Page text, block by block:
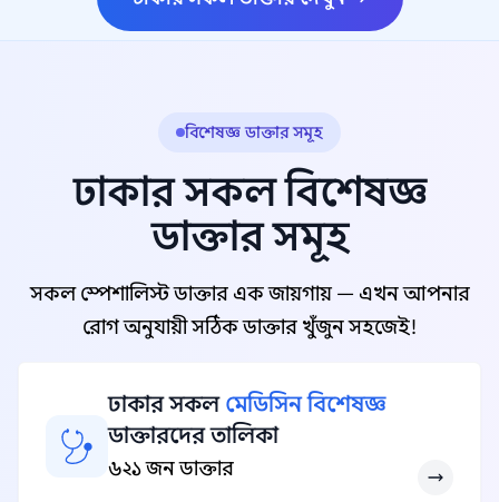
বিশেষজ্ঞ ডাক্তার সমূহ
ঢাকার সকল বিশেষজ্ঞ
ডাক্তার সমূহ
সকল স্পেশালিস্ট ডাক্তার এক জায়গায় — এখন আপনার
রোগ অনুযায়ী সঠিক ডাক্তার খুঁজুন সহজেই!
ঢাকার সকল মেডিসিন বিশেষজ্ঞ
ডাক্তারদের তালিকা
৬২১ জন ডাক্তার